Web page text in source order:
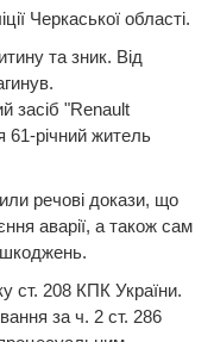
Черкаської області.
та зник. Від
засіб "Renault
61-річний житель
речові докази, що
аварії, а також сам
ст. 208 КПК України.
за ч. 2 ст. 286